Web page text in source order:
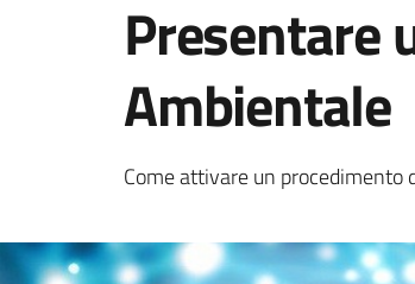
Presentare
Ambientale
Come attivare un